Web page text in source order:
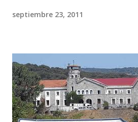
septiembre 23, 2011